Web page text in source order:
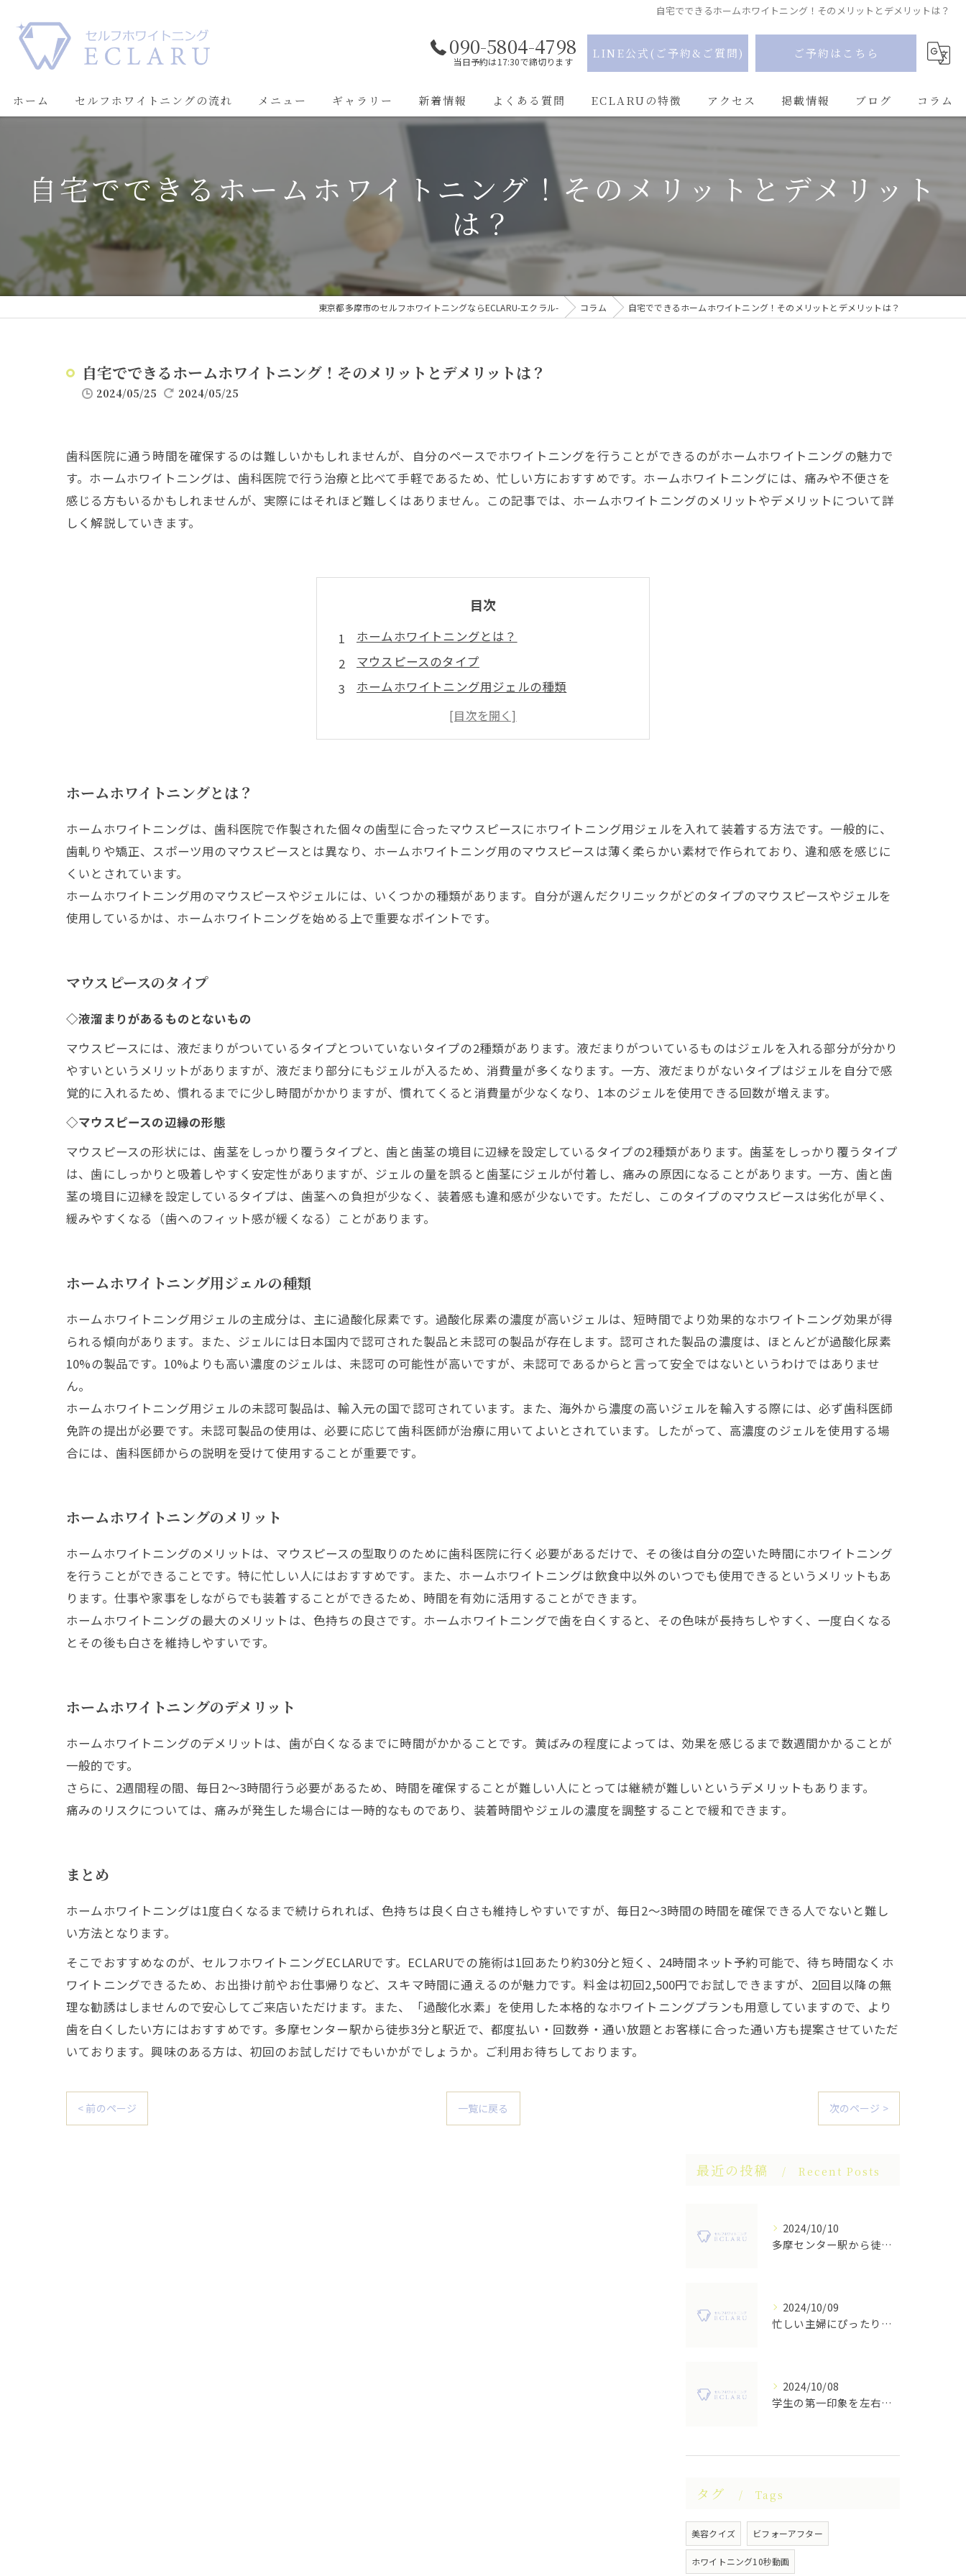
自宅でできるホームホワイトニング！そのメリットとデメリットは？
090-5804-4798
当日予約は17:30で締切ります
LINE公式(ご予約&ご質問) ご予約はこちら
ホーム セルフホワイトニングの流れ メニュー ギャラリー 新着情報 よくある質問 ECLARUの特徴
学割
通い放題
アクセス 掲載情報 ブログ コラム
自宅でできるホームホワイトニング！そのメリットとデメリット
は？
東京都多摩市のセルフホワイトニングならECLARU-エクラル- コラム 自宅でできるホームホワイトニング！そのメリットとデメリットは？
自宅でできるホームホワイトニング！そのメリットとデメリットは？
2024/05/25 2024/05/25
歯科医院に通う時間を確保するのは難しいかもしれませんが、自分のペースでホワイトニングを行うことができるのがホームホワイトニングの魅力で
す。ホームホワイトニングは、歯科医院で行う治療と比べて手軽であるため、忙しい方におすすめです。ホームホワイトニングには、痛みや不便さを
感じる方もいるかもしれませんが、実際にはそれほど難しくはありません。この記事では、ホームホワイトニングのメリットやデメリットについて詳
しく解説していきます。
目次
ホームホワイトニングとは？
マウスピースのタイプ
ホームホワイトニング用ジェルの種類
ホームホワイトニングのメリット
ホームホワイトニングのデメリット
ホームホワイトニングとは？
ホームホワイトニングは、歯科医院で作製された個々の歯型に合ったマウスピースにホワイトニング用ジェルを入れて装着する方法です。一般的に、
歯軋りや矯正、スポーツ用のマウスピースとは異なり、ホームホワイトニング用のマウスピースは薄く柔らかい素材で作られており、違和感を感じに
くいとされています。
ホームホワイトニング用のマウスピースやジェルには、いくつかの種類があります。自分が選んだクリニックがどのタイプのマウスピースやジェルを
使用しているかは、ホームホワイトニングを始める上で重要なポイントです。
マウスピースのタイプ
◇液溜まりがあるものとないもの
マウスピースには、液だまりがついているタイプとついていないタイプの2種類があります。液だまりがついているものはジェルを入れる部分が分かり
やすいというメリットがありますが、液だまり部分にもジェルが入るため、消費量が多くなります。一方、液だまりがないタイプはジェルを自分で感
覚的に入れるため、慣れるまでに少し時間がかかりますが、慣れてくると消費量が少なくなり、1本のジェルを使用できる回数が増えます。
◇マウスピースの辺縁の形態
マウスピースの形状には、歯茎をしっかり覆うタイプと、歯と歯茎の境目に辺縁を設定しているタイプの2種類があります。歯茎をしっかり覆うタイプ
は、歯にしっかりと吸着しやすく安定性がありますが、ジェルの量を誤ると歯茎にジェルが付着し、痛みの原因になることがあります。一方、歯と歯
茎の境目に辺縁を設定しているタイプは、歯茎への負担が少なく、装着感も違和感が少ないです。ただし、このタイプのマウスピースは劣化が早く、
緩みやすくなる（歯へのフィット感が緩くなる）ことがあります。
ホームホワイトニング用ジェルの種類
ホームホワイトニング用ジェルの主成分は、主に過酸化尿素です。過酸化尿素の濃度が高いジェルは、短時間でより効果的なホワイトニング効果が得
られる傾向があります。また、ジェルには日本国内で認可された製品と未認可の製品が存在します。認可された製品の濃度は、ほとんどが過酸化尿素
10%の製品です。10%よりも高い濃度のジェルは、未認可の可能性が高いですが、未認可であるからと言って安全ではないというわけではありませ
ん。
ホームホワイトニング用ジェルの未認可製品は、輸入元の国で認可されています。また、海外から濃度の高いジェルを輸入する際には、必ず歯科医師
免許の提出が必要です。未認可製品の使用は、必要に応じて歯科医師が治療に用いてよいとされています。したがって、高濃度のジェルを使用する場
合には、歯科医師からの説明を受けて使用することが重要です。
ホームホワイトニングのメリット
ホームホワイトニングのメリットは、マウスピースの型取りのために歯科医院に行く必要があるだけで、その後は自分の空いた時間にホワイトニング
を行うことができることです。特に忙しい人にはおすすめです。また、ホームホワイトニングは飲食中以外のいつでも使用できるというメリットもあ
ります。仕事や家事をしながらでも装着することができるため、時間を有効に活用することができます。
ホームホワイトニングの最大のメリットは、色持ちの良さです。ホームホワイトニングで歯を白くすると、その色味が長持ちしやすく、一度白くなる
とその後も白さを維持しやすいです。
ホームホワイトニングのデメリット
ホームホワイトニングのデメリットは、歯が白くなるまでに時間がかかることです。黄ばみの程度によっては、効果を感じるまで数週間かかることが
一般的です。
さらに、2週間程の間、毎日2～3時間行う必要があるため、時間を確保することが難しい人にとっては継続が難しいというデメリットもあります。
痛みのリスクについては、痛みが発生した場合には一時的なものであり、装着時間やジェルの濃度を調整することで緩和できます。
まとめ
ホームホワイトニングは1度白くなるまで続けられれば、色持ちは良く白さも維持しやすいですが、毎日2～3時間の時間を確保できる人でないと難し
い方法となります。
そこでおすすめなのが、セルフホワイトニングECLARUです。ECLARUでの施術は1回あたり約30分と短く、24時間ネット予約可能で、待ち時間なくホ
ワイトニングできるため、お出掛け前やお仕事帰りなど、スキマ時間に通えるのが魅力です。料金は初回2,500円でお試しできますが、2回目以降の無
理な勧誘はしませんので安心してご来店いただけます。また、「過酸化水素」を使用した本格的なホワイトニングプランも用意していますので、より
歯を白くしたい方にはおすすめです。多摩センター駅から徒歩3分と駅近で、都度払い・回数券・通い放題とお客様に合った通い方も提案させていただ
いております。興味のある方は、初回のお試しだけでもいかがでしょうか。ご利用お待ちしております。
< 前のページ 一覧に戻る 次のページ >
最近の投稿 Recent Posts
2024/10/10
多摩センター駅から徒歩圏内！人気のセルフホワイトニングサロン
2024/10/09
忙しい主婦にぴったり！多摩市のセルフホワイトニングサロン
2024/10/08
学生の第一印象を左右する！多摩センター駅のセルフホワイトニングサロン活用術
タグ Tags
美容クイズ ビフォーアフター
ホワイトニング10秒動画